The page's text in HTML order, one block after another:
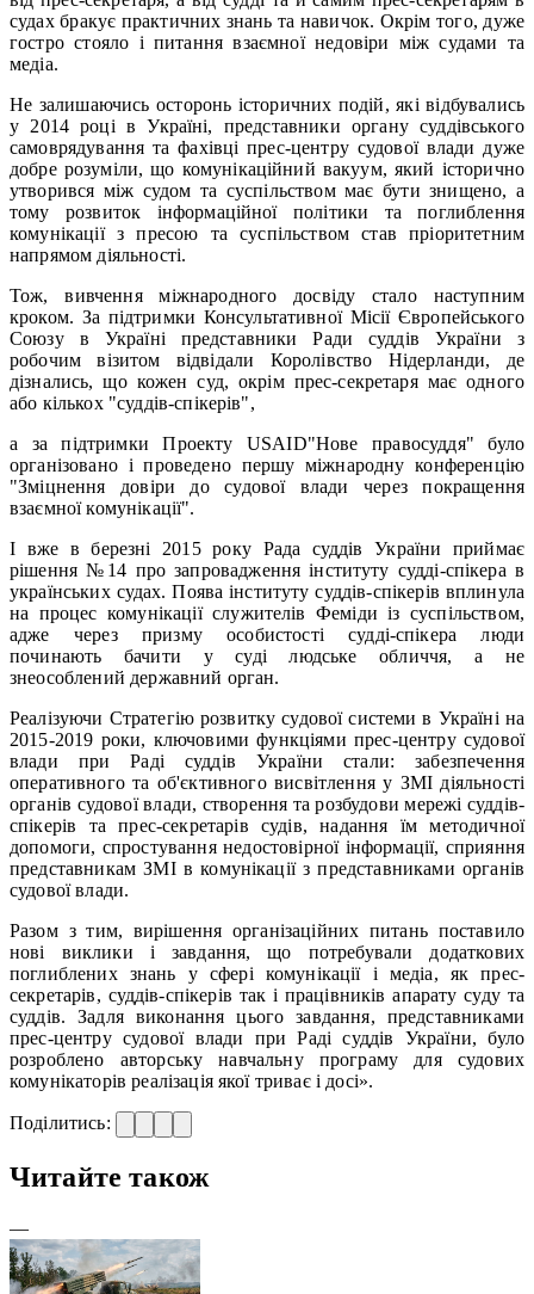
судах бракує практичних знань та навичок. Окрім того, дуже
гостро стояло і питання взаємної недовіри між судами та
медіа.
Не залишаючись осторонь історичних подій, які відбувались
у 2014 році в Україні, представники органу суддівського
самоврядування та фахівці прес-центру судової влади дуже
добре розуміли, що комунікаційний вакуум, який історично
утворився між судом та суспільством має бути знищено, а
тому розвиток інформаційної політики та поглиблення
комунікації з пресою та суспільством став пріоритетним
напрямом діяльності.
Тож, вивчення міжнародного досвіду стало наступним
кроком. За підтримки Консультативної Місії Європейського
Союзу в Україні представники Ради суддів України з
робочим візитом відвідали Королівство Нідерланди, де
дізнались, що кожен суд, окрім прес-секретаря має одного
або кількох "суддів-спікерів",
а за підтримки Проекту USAID"Нове правосуддя" було
організовано і проведено першу міжнародну конференцію
"Зміцнення довіри до судової влади через покращення
взаємної комунікації".
І вже в березні 2015 року Рада суддів України приймає
рішення №14 про запровадження інституту судді-спікера в
українських судах. Поява інституту суддів-спікерів вплинула
на процес комунікації служителів Феміди із суспільством,
адже через призму особистості судді-спікера люди
починають бачити у суді людське обличчя, а не
знеособлений державний орган.
Реалізуючи Стратегію розвитку судової системи в Україні на
2015-2019 роки, ключовими функціями прес-центру судової
влади при Раді суддів України стали: забезпечення
оперативного та об'єктивного висвітлення у ЗМІ діяльності
органів судової влади, створення та розбудови мережі суддів-
спікерів та прес-секретарів судів, надання їм методичної
допомоги, спростування недостовірної інформації, сприяння
представникам ЗМІ в комунікації з представниками органів
судової влади.
Разом з тим, вирішення організаційних питань поставило
нові виклики і завдання, що потребували додаткових
поглиблених знань у сфері комунікації і медіа, як прес-
секретарів, суддів-спікерів так і працівників апарату суду та
суддів. Задля виконання цього завдання, представниками
прес-центру судової влади при Раді суддів України, було
розроблено авторську навчальну програму для судових
комунікаторів реалізація якої триває і досі».
Поділитись:
Читайте також
—